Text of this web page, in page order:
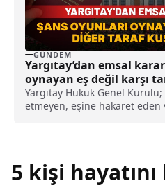
GÜNDEM
Yargıtay’dan emsal
oynayan eş değil karşı
kusurlu sayıldı
Yargıtay Hukuk Genel
etmeyen, eşine hakaret eden
5 kişi